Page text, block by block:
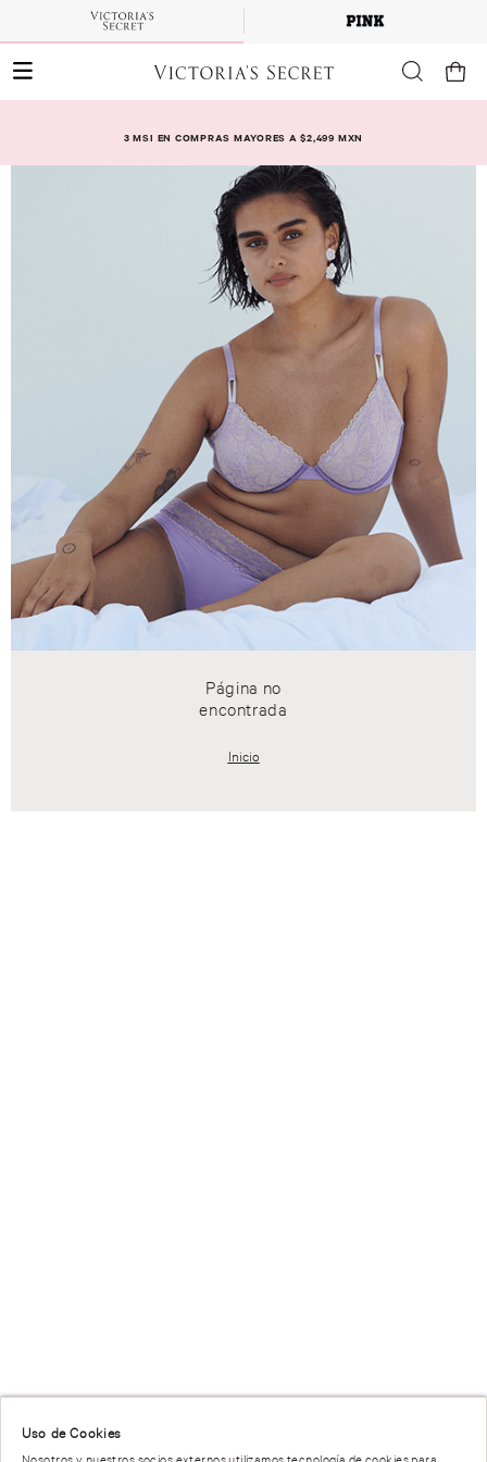
3 MSI EN COMPRAS MAYORES A $2,499 MXN
Uso de Cookies
Página no
encontrada
Inicio